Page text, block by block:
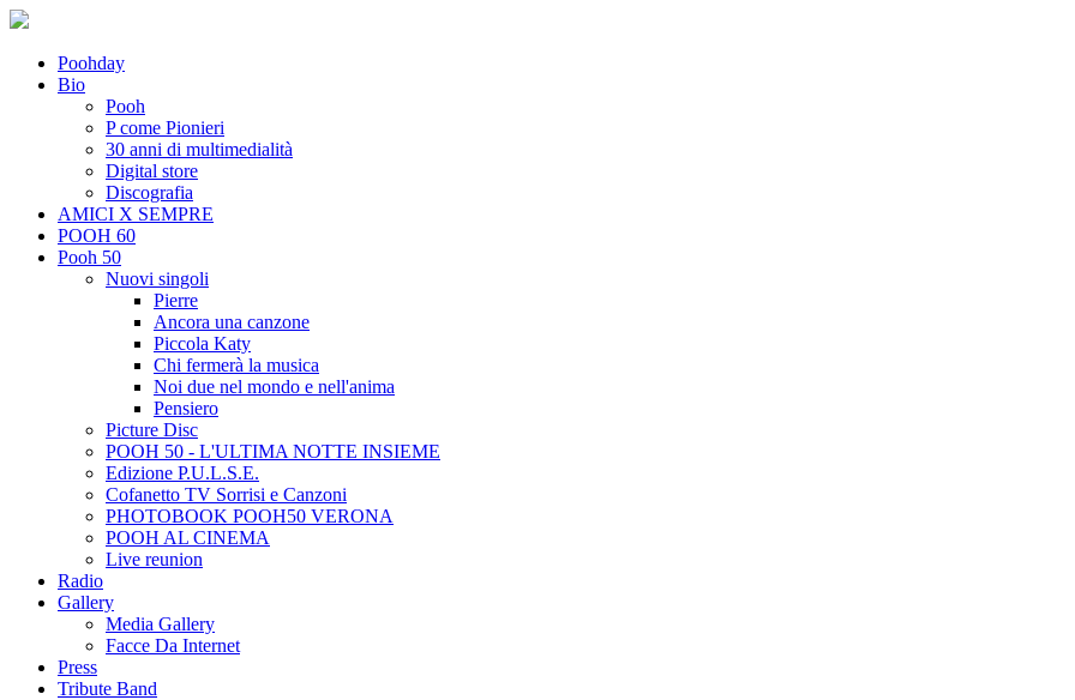
Poohday
Bio
Pooh
P come Pionieri
30 anni di multimedialità
Digital store
Discografia
AMICI X SEMPRE
POOH 60
Pooh 50
Nuovi singoli
Pierre
Ancora una canzone
Piccola Katy
Chi fermerà la musica
Noi due nel mondo e nell'anima
Pensiero
Picture Disc
POOH 50 - L'ULTIMA NOTTE INSIEME
Edizione P.U.L.S.E.
Cofanetto TV Sorrisi e Canzoni
PHOTOBOOK POOH50 VERONA
POOH AL CINEMA
Live reunion
Radio
Gallery
Media Gallery
Facce Da Internet
Press
Tribute Band